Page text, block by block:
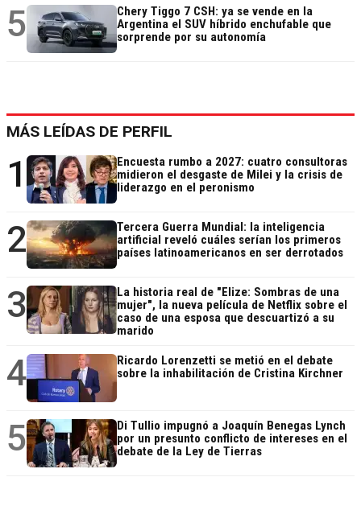
5
Chery Tiggo 7 CSH: ya se vende en la
Argentina el SUV híbrido enchufable que
sorprende por su autonomía
MÁS LEÍDAS DE PERFIL
1
Encuesta rumbo a 2027: cuatro consultoras
midieron el desgaste de Milei y la crisis de
liderazgo en el peronismo
2
Tercera Guerra Mundial: la inteligencia
artificial reveló cuáles serían los primeros
países latinoamericanos en ser derrotados
3
La historia real de "Elize: Sombras de una
mujer", la nueva película de Netflix sobre el
caso de una esposa que descuartizó a su
marido
4
Ricardo Lorenzetti se metió en el debate
sobre la inhabilitación de Cristina Kirchner
5
Di Tullio impugnó a Joaquín Benegas Lynch
por un presunto conflicto de intereses en el
debate de la Ley de Tierras